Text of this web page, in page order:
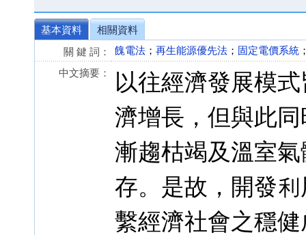
基本資料
相關資料
關 鍵 詞：
餽電法 ； 再生能源優先法 ； 固定電價系統
中文摘要：
以往經濟發展模
濟增長，但與此
漸趨枯竭及溫室
存。是故，開發
繫經濟社會之穩